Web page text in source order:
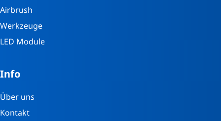
Airbrush
Werkzeuge
LED Module
Info
Über uns
Kontakt